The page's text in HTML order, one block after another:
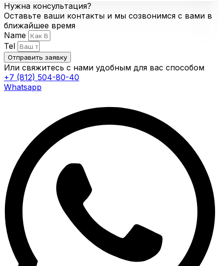
Нужна консультация?
Оставьте ваши контакты и мы созвонимся с вами в
ближайшее время
Name
Tel
Отправить заявку
Или свяжитесь с нами удобным для вас способом
+7 (812) 504-80-40
Whatsapp